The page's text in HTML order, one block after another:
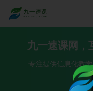
九一速课网，
专注提供信息化教